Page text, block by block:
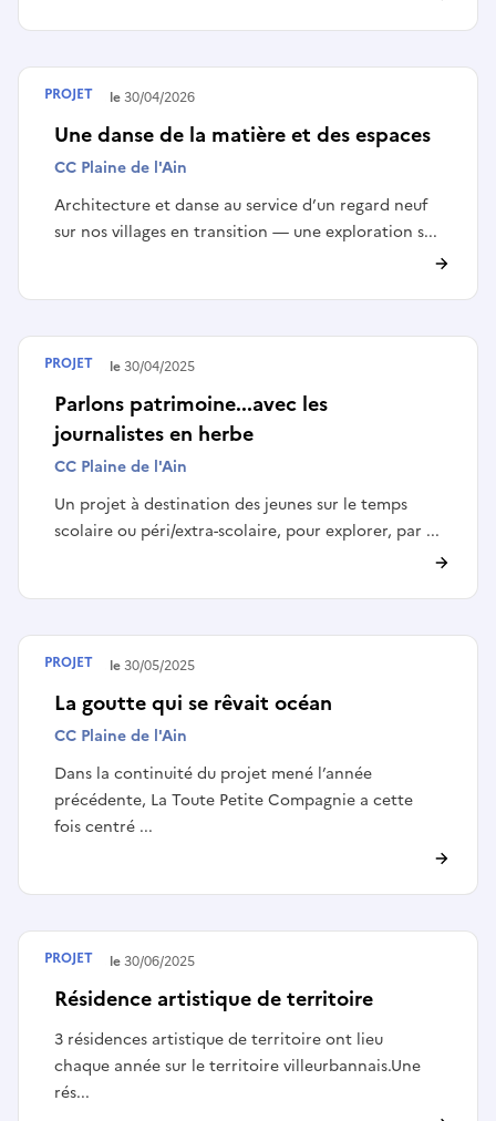
Une danse de la matière et des espaces
CC Plaine de l'Ain
Architecture et danse au service d’un regard neuf
sur nos villages en transition — une exploration s...
Terminé le30/04/2026
PROJET
Parlons patrimoine...avec les
journalistes en herbe
CC Plaine de l'Ain
Un projet à destination des jeunes sur le temps
scolaire ou péri/extra-scolaire, pour explorer, par ...
Terminé le30/04/2025
PROJET
La goutte qui se rêvait océan
CC Plaine de l'Ain
Dans la continuité du projet mené l’année
précédente, La Toute Petite Compagnie a cette
fois centré ...
Terminé le30/05/2025
PROJET
Résidence artistique de territoire
3 résidences artistique de territoire ont lieu
chaque année sur le territoire villeurbannais.Une
rés...
Terminé le30/06/2025
PROJET